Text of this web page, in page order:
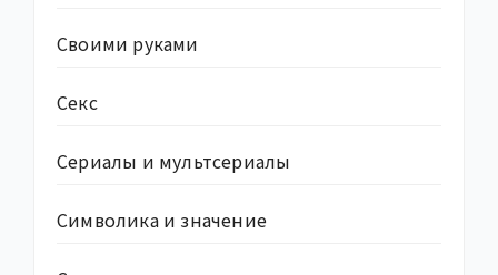
Своими руками
Секс
Сериалы и мультсериалы
Символика и значение